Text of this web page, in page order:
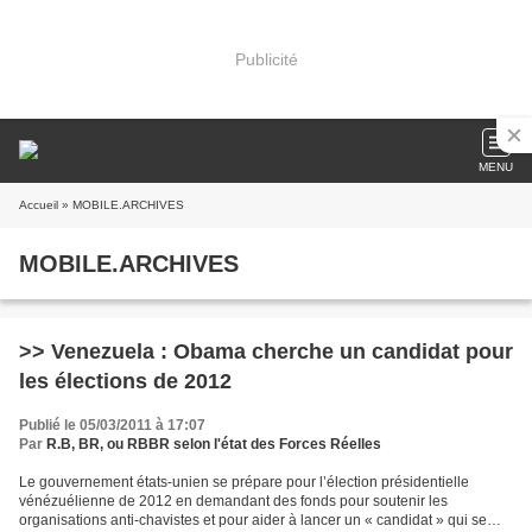
Publicité
MENU
Accueil » MOBILE.ARCHIVES
MOBILE.ARCHIVES
>> Venezuela : Obama cherche un candidat pour
les élections de 2012
Publié le 05/03/2011 à 17:07
Par R.B, BR, ou RBBR selon l'état des Forces Réelles
Le gouvernement états-unien se prépare pour l’élection présidentielle
vénézuélienne de 2012 en demandant des fonds pour soutenir les
organisations anti-chavistes et pour aider à lancer un « candidat » qui se